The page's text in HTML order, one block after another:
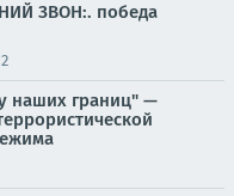
ЗВОН:. победа
наших границ" —